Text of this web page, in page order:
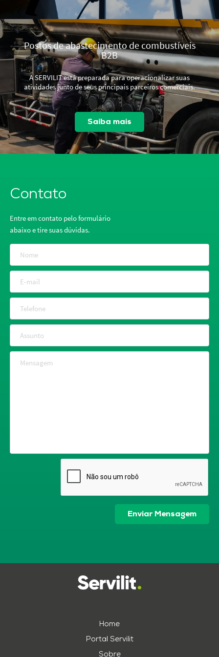
Postos de abastecimento de combustíveis
B2B
A SERVILIT está preparada para operacionalizar suas
atividades junto de seus principais parceiros comerciais.
Saiba mais
Contato
Entre em contato pelo formulário
abaixo e tire suas dúvidas.
Nome
E-mail
Telefone
Assunto
Mensagem
Enviar Mensagem
Home
Portal Servilit
Sobre